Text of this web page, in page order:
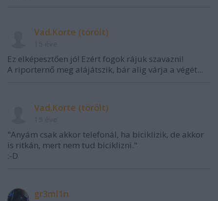
Vad.Korte (törölt)
Ez elképesztően jó! Ezért fogok rájuk szavazni!
A riporternő meg alájátszik, bár alig várja a végét...
Vad.Korte (törölt)
"Anyám csak akkor telefonál, ha biciklizik, de akkor
is ritkán, mert nem tud biciklizni."
:-D
gr3ml1n